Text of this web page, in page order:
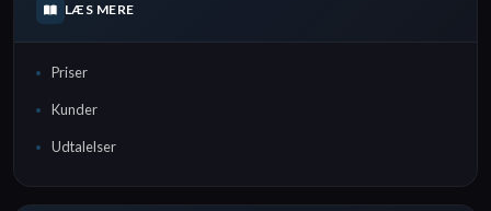
LÆS MERE
Priser
Kunder
Udtalelser